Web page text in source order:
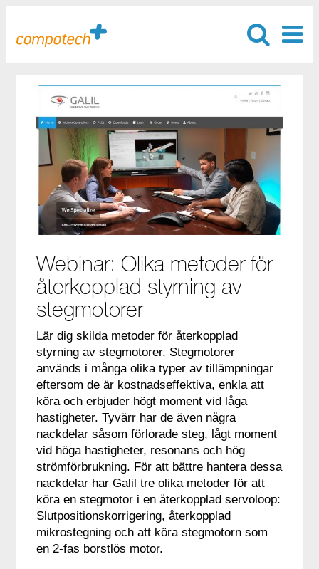
Webinar: Olika metoder för
återkopplad styrning av
stegmotorer
Lär dig skilda metoder för återkopplad
styrning av stegmotorer. Stegmotorer
används i många olika typer av tillämpningar
eftersom de är kostnadseffektiva, enkla att
köra och erbjuder högt moment vid låga
hastigheter. Tyvärr har de även några
nackdelar såsom förlorade steg, lågt moment
vid höga hastigheter, resonans och hög
strömförbrukning. För att bättre hantera dessa
nackdelar har Galil tre olika metoder för att
köra en stegmotor i en återkopplad servoloop:
Slutpositionskorrigering, återkopplad
mikrostegning och att köra stegmotorn som
en 2-fas borstlös motor.